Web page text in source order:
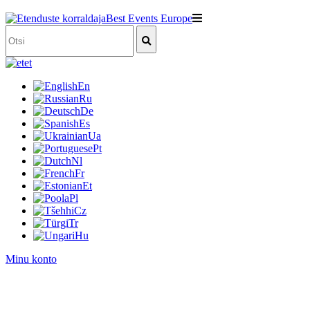
et
En
Ru
De
Es
Ua
Pt
Nl
Fr
Et
Pl
Cz
Tr
Hu
Minu konto